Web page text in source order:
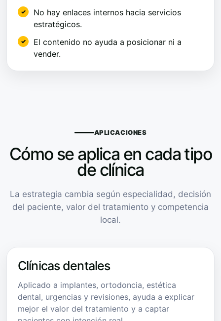
No hay enlaces internos hacia servicios
estratégicos.
El contenido no ayuda a posicionar ni a
vender.
APLICACIONES
Cómo se aplica en cada tipo
de clínica
La estrategia cambia según especialidad, decisión
del paciente, valor del tratamiento y competencia
local.
Clínicas dentales
Aplicado a implantes, ortodoncia, estética
dental, urgencias y revisiones, ayuda a explicar
mejor el valor del tratamiento y a captar